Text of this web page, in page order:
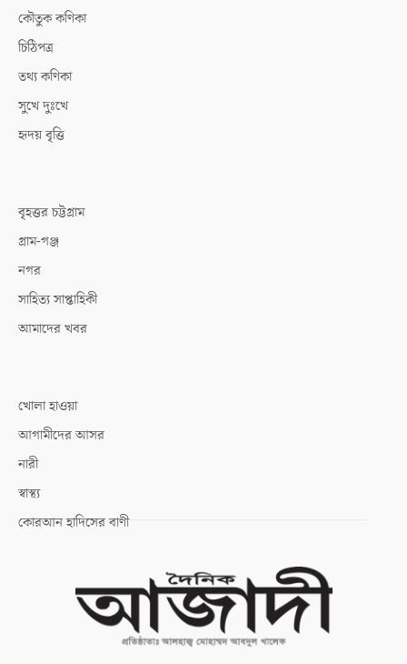
কৌতুক কণিকা
চিঠিপত্র
তথ্য কণিকা
সুখে দুঃখে
হৃদয় বৃত্তি
বৃহত্তর চট্টগ্রাম
গ্রাম-গঞ্জ
নগর
সাহিত্য সাপ্তাহিকী
আমাদের খবর
খোলা হাওয়া
আগামীদের আসর
নারী
স্বাস্থ্য
কোরআন হাদিসের বাণী